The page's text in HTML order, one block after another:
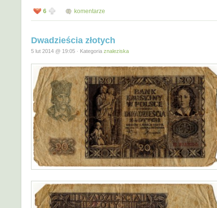
6 komentarze
Dwadzieścia złotych
5 lut 2014 @ 19:05 · Kategoria znaleziska